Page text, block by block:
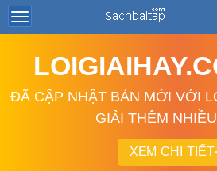
ĐÃ CẬP NHẬT BẢN MỚI VỚI
GIẢI THÊM
XEM CHI TIẾT